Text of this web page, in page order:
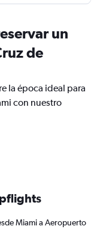
un
de
la época ideal para
con nuestro
Miami a Aeropuerto